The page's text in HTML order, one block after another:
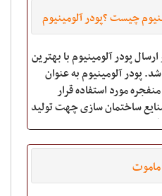
پودر آلومینیوم چیست ؟پودر آلومینیوم
و ارسال پودر آلومینیوم با بهترین
پودر آلومینیوم به عنوان
مورد استفاده قرار
ساختمان سازی چهت تولید